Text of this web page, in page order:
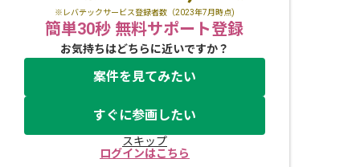
※レバテックサービス登録者数（2023年7月時点)
簡単30秒 無料サポート登録
お気持ちはどちらに近いですか？
案件を見てみたい
すぐに参画したい
スキップ
ログインはこちら